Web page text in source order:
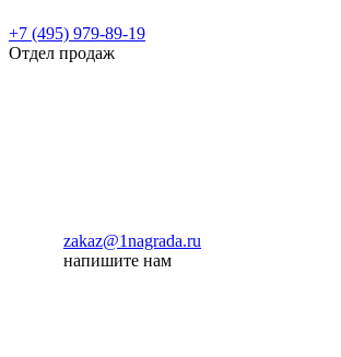
+7 (495) 979-89-19
Отдел продаж
zakaz@1nagrada.ru
напишите нам